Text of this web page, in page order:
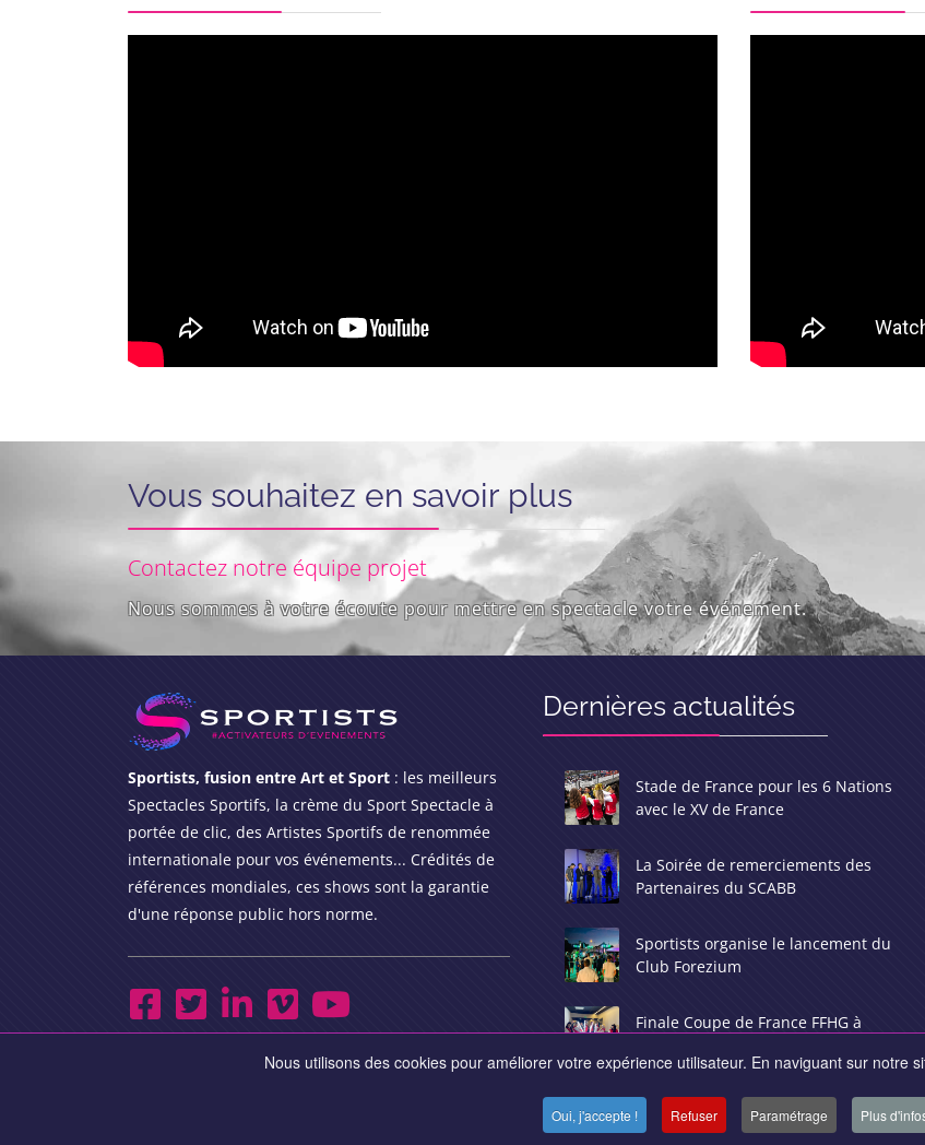
Nous utilisons des cookies pour améliorer votre expérience utilisateur. En naviguant sur notre
Oui, j'accepte ! Refuser Paramétrage Plus
Vous souhaitez en savoir plus
Contactez notre équipe projet
Nous sommes à votre écoute pour mettre en spectacle votre événement.
Sportists, fusion entre Art et Sport : les meilleurs
Spectacles Sportifs, la crème du Sport Spectacle à
portée de clic, des Artistes Sportifs de renommée
internationale pour vos événements... Crédités de
références mondiales, ces shows sont la garantie
d'une réponse public hors norme.
Dernières actualités
Stade de France pour les 6 Nations
avec le XV de France
La Soirée de remerciements des
Partenaires du SCABB
Sportists organise le lancement du
Club Forezium
Finale Coupe de France FFHG à
2018-2026. Tous droits réservés - Informations légales-